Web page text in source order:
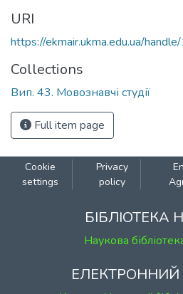
URI
https://ekmair.ukma.edu.ua/
Collections
Вип. 43. Мовознавчі студії
Full item page
Cookie
settings
Privacy
policy
БІБЛІОТЕКА
Наукова
ЕЛЕКТРОННИЙ